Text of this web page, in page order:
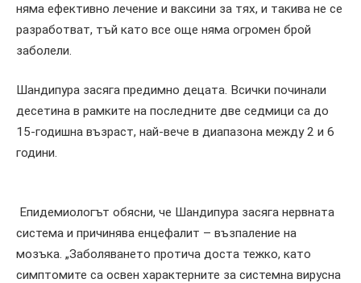
няма ефективно лечение и ваксини за тях, и такива не се
разработват, тъй като все още няма огромен брой
заболели.
Шандипура засяга предимно децата. Всички починали
десетина в рамките на последните две седмици са до
15-годишна възраст, най-вече в диапазона между 2 и 6
години.
Епидемиологът обясни, че Шандипура засяга нервната
система и причинява енцефалит – възпаление на
мозъка. „Заболяването протича доста тежко, като
симптомите са освен характерните за системна вирусна